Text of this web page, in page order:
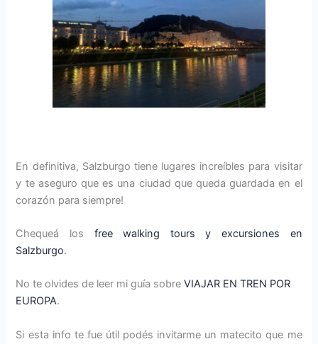
En definitiva, Salzburgo tiene lugares increíbles para visitar
y te aseguro que es una ciudad que queda guardada en el
corazón para siempre!
Chequeá los free walking tours y excursiones en
Salzburgo.
No te olvides de leer mi guía sobreVIAJAR EN TREN POR
EUROPA.
Si esta info te fue útil podés invitarme un matecito que me